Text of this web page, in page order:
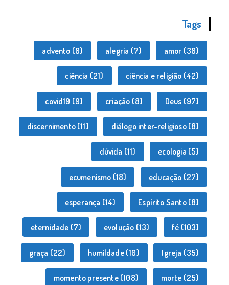
Tags
advento (8) alegria (7) amor (38)
ciência (21) ciência e religião (42)
covid19 (9) criação (8) Deus (97)
discernimento(11) diálogo inter-religioso(8)
dúvida (11) ecologia (5)
ecumenismo (18) educação (27)
esperança (14) Espírito Santo(8)
eternidade (7) evolução (13) fé (103)
graça (22) humildade(10) Igreja (35)
momento presente(108) morte (25)